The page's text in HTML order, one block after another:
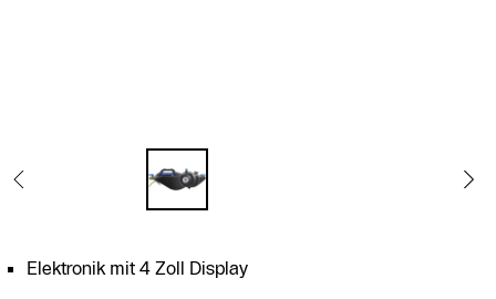
Elektronik mit 4 Zoll Display